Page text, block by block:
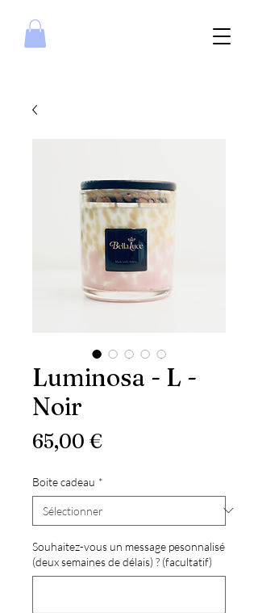
Luminosa - L -
Noir
65,00 €Prix
Boite cadeau *
Souhaitez-vous un message pesonnalisé
(deux semaines de délais) ? (facultatif)